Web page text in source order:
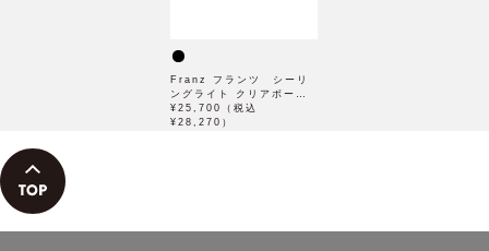
Franz フランツ シーリ
ングライト クリアボール
球
¥25,700（税込
¥28,270）